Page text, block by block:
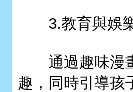
3.教育與娛樂
通過趣味漫畫
趣，同時引導孩